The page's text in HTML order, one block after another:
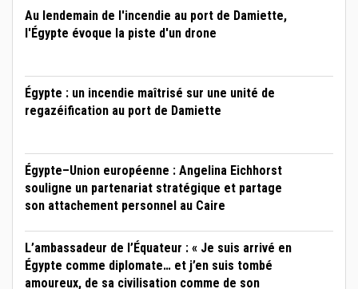
Au lendemain de l'incendie au port de Damiette,
l'Égypte évoque la piste d'un drone
Égypte : un incendie maîtrisé sur une unité de
regazéification au port de Damiette
Égypte–Union européenne : Angelina Eichhorst
souligne un partenariat stratégique et partage
son attachement personnel au Caire
L’ambassadeur de l’Équateur : « Je suis arrivé en
Égypte comme diplomate… et j’en suis tombé
amoureux, de sa civilisation comme de son